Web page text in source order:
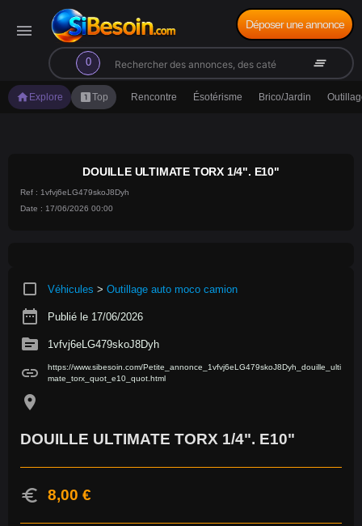
menu
0
search clear_all
Déposer une annonce
home Explore looks_oneTop Rencontre Ésotérisme Brico/Jardin
DOUILLE ULTIMATE TORX 1/4". E10"
Ref : 1vfvj6eLG479skoJ8Dyh
Date : 17/06/2026 00:00
crop_square Véhicules > Outillage auto moco camion
date_range Publié le 17/06/2026
source 1vfvj6eLG479skoJ8Dyh
link
https://www.sibesoin.com/Petite_annonce_1vfvj6eLG479skoJ8Dyh_douille_ulti
mate_torx_quot_e10_quot.html
location_on
DOUILLE ULTIMATE TORX 1/4". E10"
euro 8,00 €